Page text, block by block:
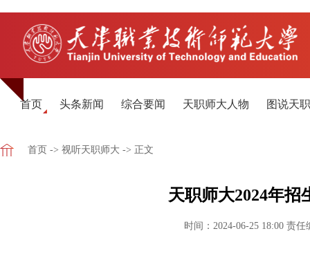
首页 头条新闻 综合要闻 天职师大人物 图说天
首页 -> 视听天职师大 -> 正文
天职师大2024年招
时间：2024-06-25 18:00 责任